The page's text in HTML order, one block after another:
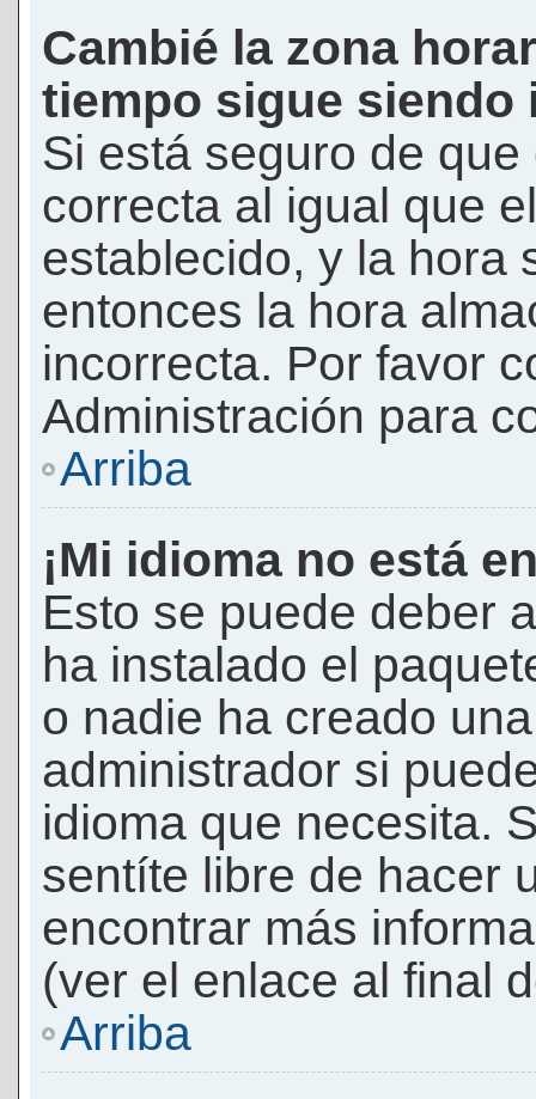
Cambié la zona
tiempo sigue siendo
Si está seguro de
correcta al igual que
establecido, y la hora
entonces la hora
incorrecta. Por favor
Administración para
Arriba
¡Mi idioma no está
Esto se puede deber
ha instalado el
o nadie ha creado
administrador si
idioma que necesita.
sentíte libre de hacer
encontrar más
(ver el enlace al final
Arriba